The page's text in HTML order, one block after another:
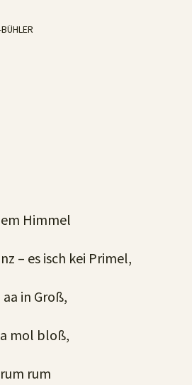
Himmel
– es isch kei Primel,
in Groß,
mol bloß,
rum